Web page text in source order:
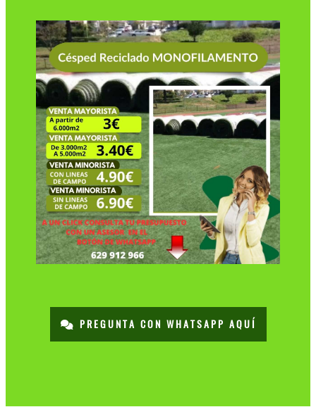
PREGUNTA CON WHATSAPP AQUÍ